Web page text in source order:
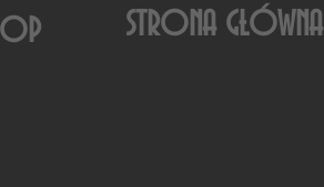
STRONA GŁÓWNA